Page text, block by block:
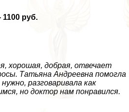
руб.
хорошая, добрая, отвечает
Татьяна Андреевна помогла
разговаривала как
но доктор нам понравился.